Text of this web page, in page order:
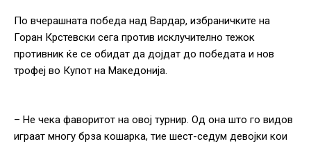
По вчерашната победа над Вардар, избраничките на
Горан Крстевски сега против исклучително тежок
противник ќе се обидат да дојдат до победата и нов
трофеј во Купот на Македонија.
– Не чека фаворитот на овој турнир. Од она што го видов
играат многу брза кошарка, тие шест-седум девојки кои